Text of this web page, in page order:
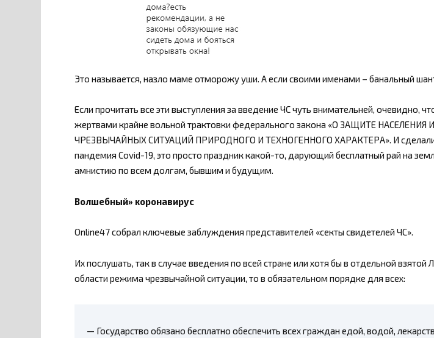
Это называется, назло маме отморожу уши. А если своими именами – банальный
Если прочитать все эти выступления за введение ЧС чуть внимательней, очевидно,
жертвами крайне вольной трактовки федерального закона «О ЗАЩИТЕ
ЧРЕЗВЫЧАЙНЫХ СИТУАЦИЙ ПРИРОДНОГО И ТЕХНОГЕННОГО ХАРАКТЕРА». И сделали
пандемия Covid-19, это просто праздник какой-то, дарующий бесплатный рай на
амнистию по всем долгам, бывшим и будущим.
Волшебный» коронавирус
Online47 собрал ключевые заблуждения представителей «секты свидетелей ЧС».
Их послушать, так в случае введения по всей стране или хотя бы в отдельной взятой
области режима чрезвычайной ситуации, то в обязательном порядке для всех:
— Государство обязано бесплатно обеспечить всех граждан едой, водой,